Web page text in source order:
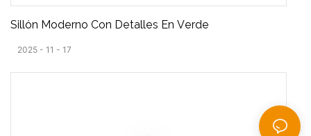
Sillón Moderno Con Detalles En Verde
2025 11 17